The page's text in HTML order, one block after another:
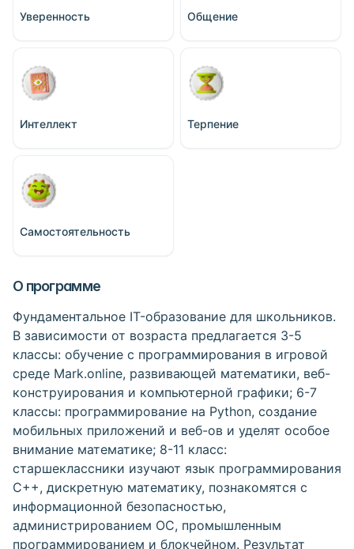
Уверенность Общение
Интеллект Терпение
Самостоятельность
О программе
Фундаментальное IT-образование для школьников.
В зависимости от возраста предлагается 3-5
классы: обучение с программирования в игровой
среде Mark.online, развивающей математики, веб-
конструирования и компьютерной графики; 6-7
классы: программирование на Python, создание
мобильных приложений и веб-ов и уделят особое
внимание математике; 8-11 класс:
старшеклассники изучают язык программирования
С++, дискретную математику, познакомятся с
информационной безопасностью,
администрированием ОС, промышленным
программированием и блокчейном. Результат